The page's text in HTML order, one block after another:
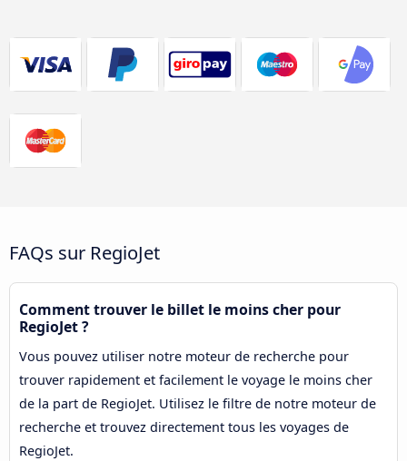
FAQs sur RegioJet
Comment trouver le billet le moins cher pour
RegioJet ?
Vous pouvez utiliser notre moteur de recherche pour
trouver rapidement et facilement le voyage le moins cher
de la part de RegioJet. Utilisez le filtre de notre moteur de
recherche et trouvez directement tous les voyages de
RegioJet.